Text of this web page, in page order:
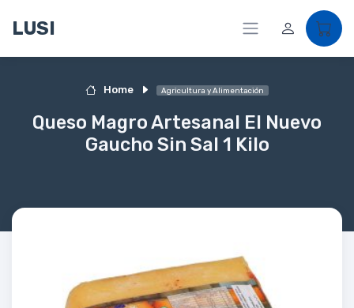
LUSI
Home Agricultura y Alimentación
Queso Magro Artesanal El Nuevo
Gaucho Sin Sal 1 Kilo